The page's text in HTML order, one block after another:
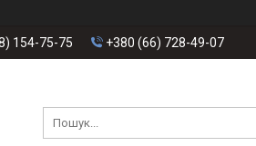
154-75-75 +380 (66) 728-49-07